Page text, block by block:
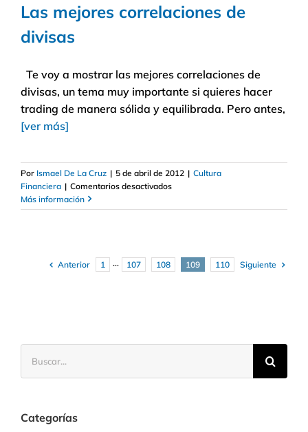
Las mejores correlaciones de
divisas
Te voy a mostrar las mejores correlaciones de
divisas, un tema muy importante si quieres hacer
trading de manera sólida y equilibrada. Pero antes,
[ver más]
Por Ismael De La Cruz | 5 de abril de 2012 | Cultura
Financiera | Comentarios desactivadosen
mejores
Más información
Anterior 1 ··· 107 108 109 110 Siguiente
Categorías